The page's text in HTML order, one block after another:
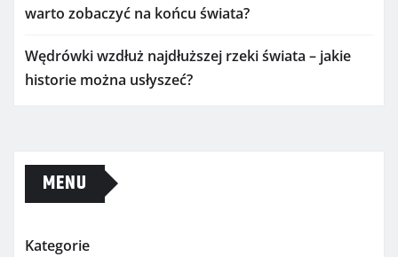
warto zobaczyć na końcu świata?
Wędrówki wzdłuż najdłuższej rzeki świata – jakie
historie można usłyszeć?
MENU
Kategorie